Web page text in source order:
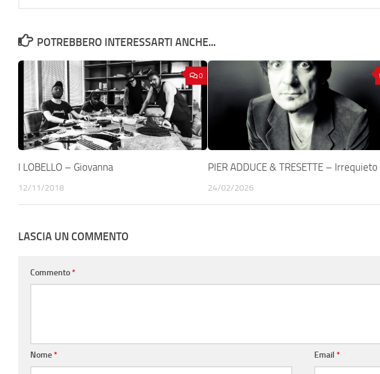
POTREBBERO INTERESSARTI ANCHE...
0
I LOBELLO – Giovanna
12/11/2018
PIER ADDUCE & TRESETTE – Irrequieto
24/02/2026
LASCIA UN COMMENTO
Commento*
Nome* Email*